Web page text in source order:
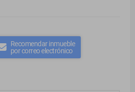
Recomendar inmueble
por correo electrónico